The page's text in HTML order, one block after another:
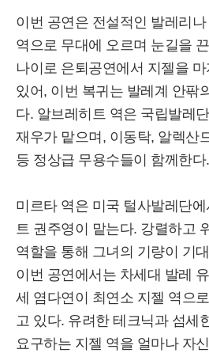
이번 공연은 전설적인 발레리
역으로 무대에 오르며 눈길을
나이로 은퇴공연에서 지젤을
있어, 이번 복귀는 발레계 안팎
다. 알브레히트 역은 국립발레
재우가 맡으며, 이동탁, 알렉산
등 정상급 무용수들이 함께한다.
미르타 역은 미국 털사발레단
트 권주영이 맡는다. 강렬하고
역할을 통해 그녀의 기량이 기
이번 공연에서는 차세대 발레
세 염다연이 최연소 지젤 역으
고 있다. 유려한 테크닉과 섬세
요구하는 지젤 역을 얼마나 자